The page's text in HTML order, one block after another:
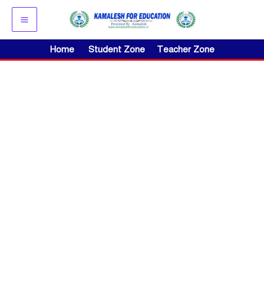
Skip
content
Home Student Zone Teacher Zone